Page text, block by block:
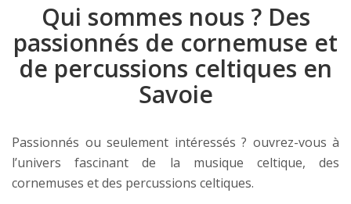
Qui sommes nous ? Des
passionnés de cornemuse et
de percussions celtiques en
Savoie
Passionnés ou seulement intéressés ? ouvrez-vous à
l’univers fascinant de la musique celtique, des
cornemuses et des percussions celtiques.